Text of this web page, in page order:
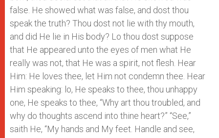
false. He showed what was false, and dost thou
speak the truth? Thou dost not lie with thy mouth,
and did He lie in His body? Lo thou dost suppose
that He appeared unto the eyes of men what He
really was not, that He was a spirit, not flesh. Hear
Him: He loves thee, let Him not condemn thee. Hear
Him speaking: lo, He speaks to thee, thou unhappy
one, He speaks to thee, “Why art thou troubled, and
why do thoughts ascend into thine heart?” “See,”
saith He, “My hands and My feet. Handle and see,